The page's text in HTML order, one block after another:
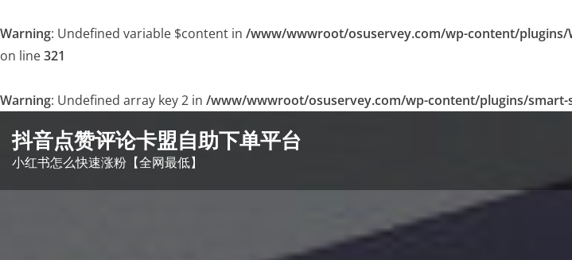
Warning: Undefined variable $content in /www/wwwroot/osuservey.com/wp-content/plugins/
on line321
Warning: Undefined array key 2 in /www/wwwroot/osuservey.com/wp-content/plugins/smart-
to
content
抖音点赞评论卡盟自助下单平台
小红书怎么快速涨粉【全网最低】